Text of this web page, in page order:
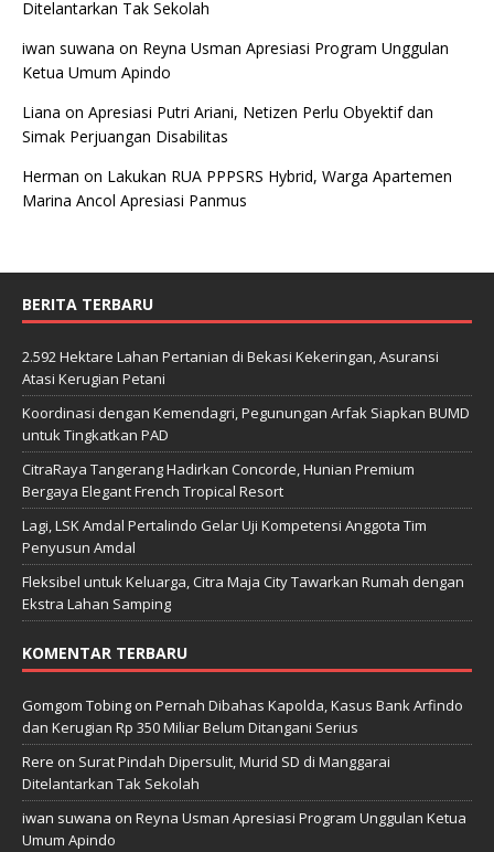
Ditelantarkan Tak Sekolah
iwan suwana on Reyna Usman Apresiasi Program Unggulan
Ketua Umum Apindo
Liana on Apresiasi Putri Ariani, Netizen Perlu Obyektif dan
Simak Perjuangan Disabilitas
Herman on Lakukan RUA PPPSRS Hybrid, Warga Apartemen
Marina Ancol Apresiasi Panmus
BERITA TERBARU
2.592 Hektare Lahan Pertanian di Bekasi Kekeringan, Asuransi
Atasi Kerugian Petani
Koordinasi dengan Kemendagri, Pegunungan Arfak Siapkan BUMD
untuk Tingkatkan PAD
CitraRaya Tangerang Hadirkan Concorde, Hunian Premium
Bergaya Elegant French Tropical Resort
Lagi, LSK Amdal Pertalindo Gelar Uji Kompetensi Anggota Tim
Penyusun Amdal
Fleksibel untuk Keluarga, Citra Maja City Tawarkan Rumah dengan
Ekstra Lahan Samping
KOMENTAR TERBARU
Gomgom Tobing on Pernah Dibahas Kapolda, Kasus Bank Arfindo
dan Kerugian Rp 350 Miliar Belum Ditangani Serius
Rere on Surat Pindah Dipersulit, Murid SD di Manggarai
Ditelantarkan Tak Sekolah
iwan suwana on Reyna Usman Apresiasi Program Unggulan Ketua
Umum Apindo